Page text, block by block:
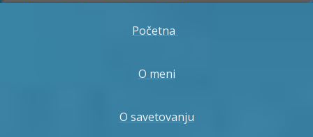
Početna
O meni
O savetovanju